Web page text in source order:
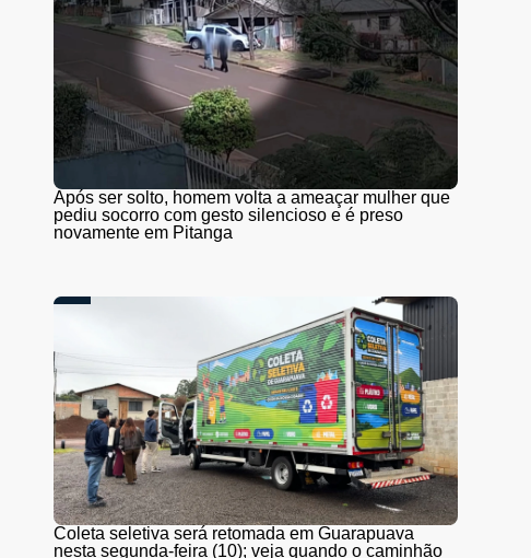
Após ser solto, homem volta a ameaçar mulher que
pediu socorro com gesto silencioso e é preso
novamente em Pitanga
Coleta seletiva será retomada em Guarapuava
nesta segunda-feira (10); veja quando o caminhão